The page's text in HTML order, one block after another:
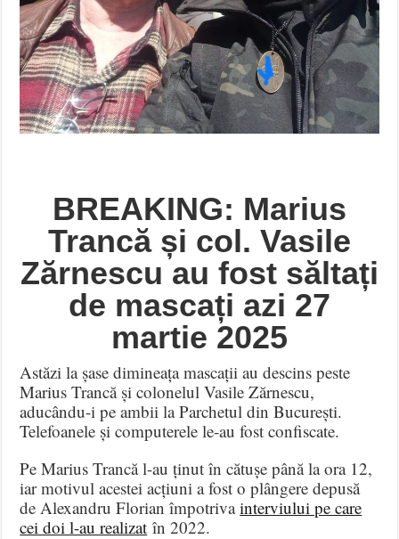
BREAKING: Marius
Trancă și col. Vasile
Zărnescu au fost săltați
de mascați azi 27
martie 2025
Astăzi la șase dimineața mascații au descins peste
Marius Trancă și colonelul Vasile Zărnescu,
aducându-i pe ambii la Parchetul din București.
Telefoanele și computerele le-au fost confiscate.
Pe Marius Trancă l-au ținut în cătușe până la ora 12,
iar motivul acestei acțiuni a fost o plângere depusă
de Alexandru Florian împotrivainterviului pe care
cei doi l-au realizat în 2022.